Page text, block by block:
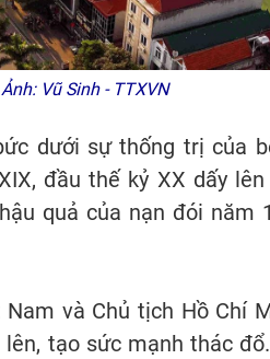
Vũ Sinh - TTXVN
dưới sự thống trị của
đầu thế kỷ XX dấy
quả của nạn đói năm
và Chủ tịch Hồ Chí
tạo sức mạnh thác